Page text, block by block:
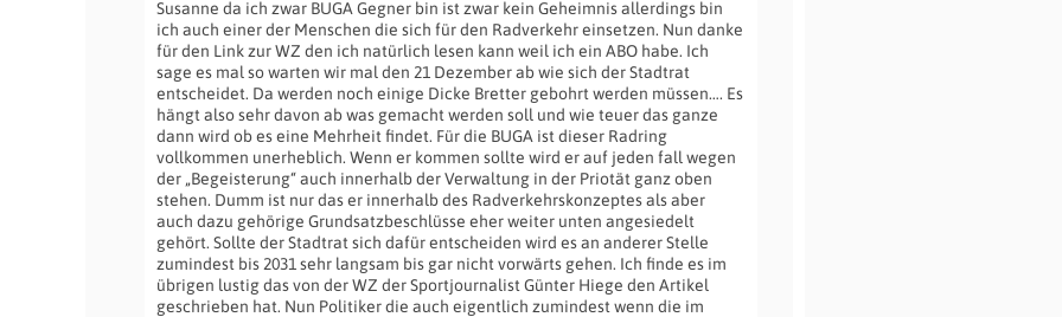
Susanne da ich zwar BUGA Gegner bin ist zwar kein Geheimnis allerdings bin
ich auch einer der Menschen die sich für den Radverkehr einsetzen. Nun danke
für den Link zur WZ den ich natürlich lesen kann weil ich ein ABO habe. Ich
sage es mal so warten wir mal den 21 Dezember ab wie sich der Stadtrat
entscheidet. Da werden noch einige Dicke Bretter gebohrt werden müssen…. Es
hängt also sehr davon ab was gemacht werden soll und wie teuer das ganze
dann wird ob es eine Mehrheit findet. Für die BUGA ist dieser Radring
vollkommen unerheblich. Wenn er kommen sollte wird er auf jeden fall wegen
der „Begeisterung“ auch innerhalb der Verwaltung in der Priotät ganz oben
stehen. Dumm ist nur das er innerhalb des Radverkehrskonzeptes als aber
auch dazu gehörige Grundsatzbeschlüsse eher weiter unten angesiedelt
gehört. Sollte der Stadtrat sich dafür entscheiden wird es an anderer Stelle
zumindest bis 2031 sehr langsam bis gar nicht vorwärts gehen. Ich finde es im
übrigen lustig das von der WZ der Sportjournalist Günter Hiege den Artikel
geschrieben hat. Nun Politiker die auch eigentlich zumindest wenn die im